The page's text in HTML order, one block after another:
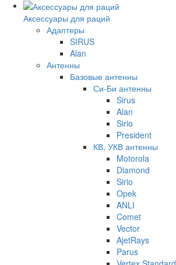
Аксессуары для раций
Адаптеры
SIRUS
Alan
Антенны
Базовые антенны
Си-Би антенны
Sirus
Alan
Sirio
President
КВ, УКВ антенны
Motorola
Diamond
Sirio
Opek
ANLI
Comet
Vector
AjetRays
Parus